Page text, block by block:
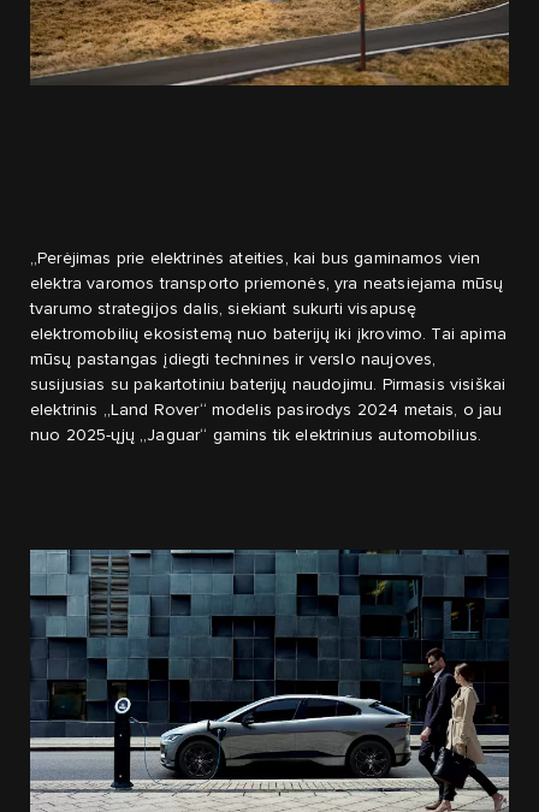
„Perėjimas prie elektrinės ateities, kai bus gaminamos vien
elektra varomos transporto priemonės, yra neatsiejama mūsų
tvarumo strategijos dalis, siekiant sukurti visapusę
elektromobilių ekosistemą nuo baterijų iki įkrovimo. Tai apima
mūsų pastangas įdiegti technines ir verslo naujoves,
susijusias su pakartotiniu baterijų naudojimu. Pirmasis visiškai
elektrinis „Land Rover“ modelis pasirodys 2024 metais, o jau
nuo 2025-ųjų „Jaguar“ gamins tik elektrinius automobilius.